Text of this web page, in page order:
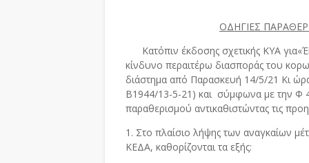
ΟΔΗΓΙΕΣ
Κατόπιν έκδοσης σχετικής ΚΥΑ
κίνδυνο περαιτέρω διασποράς του
διάστημα από Παρασκευή 14/5/21 Κι
Β1944/13-5-21) και σύμφωνα με την Φ
παραθερισμού αντικαθιστώντας τις
1. Στο πλαίσιο λήψης των αναγκαίων
ΚΕΔΑ, καθορίζονται τα εξής: